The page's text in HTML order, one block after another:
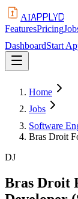
AIAPPLYD
FeaturesPricing
DashboardStart
Home
Jobs
Software
Bras Droit
DJ
Bras Droit